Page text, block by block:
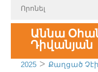
Աննա
Դիվանյան
2025 >Քաղցած